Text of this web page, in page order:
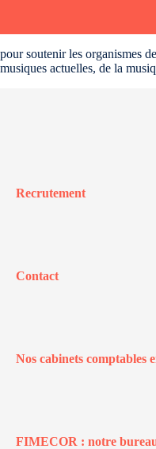
pour soutenir les organismes
musiques actuelles, de la
Recrutement
Contact
Nos cabinets comptables
FIMECOR : notre